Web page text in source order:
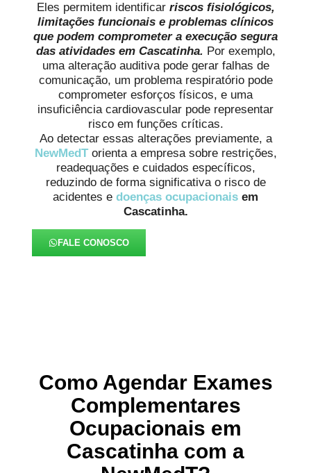
Eles permitem identificar riscos fisiológicos,
limitações funcionais e problemas clínicos
que podem comprometer a execução segura
das atividades em Cascatinha. Por exemplo,
uma alteração auditiva pode gerar falhas de
comunicação, um problema respiratório pode
comprometer esforços físicos, e uma
insuficiência cardiovascular pode representar
risco em funções críticas.
Ao detectar essas alterações previamente, a
NewMedT orienta a empresa sobre restrições,
readequações e cuidados específicos,
reduzindo de forma significativa o risco de
acidentes e doenças ocupacionais em
Cascatinha.
FALE CONOSCO
Como Agendar Exames
Complementares
Ocupacionais em
Cascatinha com a